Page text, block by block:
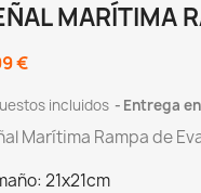
MARÍTIMA
€
incluidos Entrega
Marítima Rampa de
21x21cm